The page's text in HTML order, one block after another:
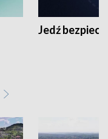
Jedź